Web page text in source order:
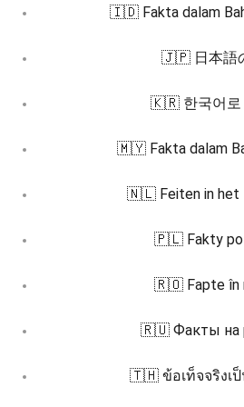
🇮🇩 Fakta dalam
🇯🇵 日本語
🇰🇷 한국어로
🇲🇾 Fakta dalam
🇳🇱 Feiten in het
🇵🇱 Fakty po
🇷🇴 Fapte în
🇷🇺 Факты на
🇹🇭 ข้อเท็จจริงเ